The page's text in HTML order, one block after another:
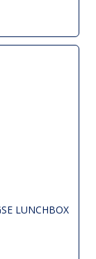
LUNCHBOX